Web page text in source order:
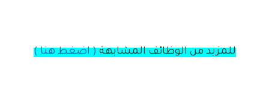
للمزيد من الوظائف المشابهة ( اضغط هنا )